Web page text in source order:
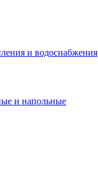
и водоснабжения
и напольные